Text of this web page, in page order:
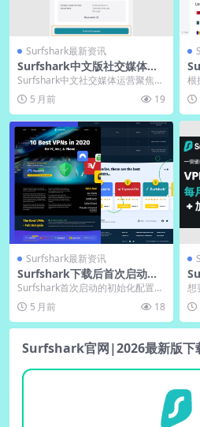
Surfshark最新资讯
Surfshark中文版社交媒体中
文官方账号运营
Surfshark中文社交媒体运营聚焦数
字隐私与网络安全，通过微博、微
信、B站等...
5 月前 19
根
动
Surfshark最新资讯
Surfshark下载后首次启动初
始化配置向导
Surfshark首次启动的初始化配置向
导通过简洁直观的步骤，引导用户
快速完成V...
5 月前 18
想
讲
Surfshark官网|2026最新版下